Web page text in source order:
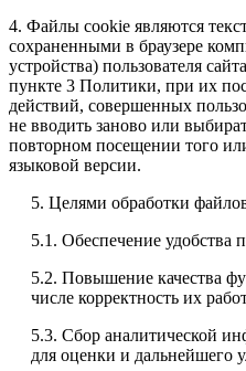
4. Файлы cookie являются
сохраненными в браузере
устройства) пользователя
пункте 3 Политики, при их
действий, совершенных
не вводить заново или
повторном посещении того
языковой версии.
5. Целями обработки
5.1. Обеспечение удобства
5.2. Повышение качества
числе корректность их
5.3. Сбор аналитической
для оценки и дальнейшего